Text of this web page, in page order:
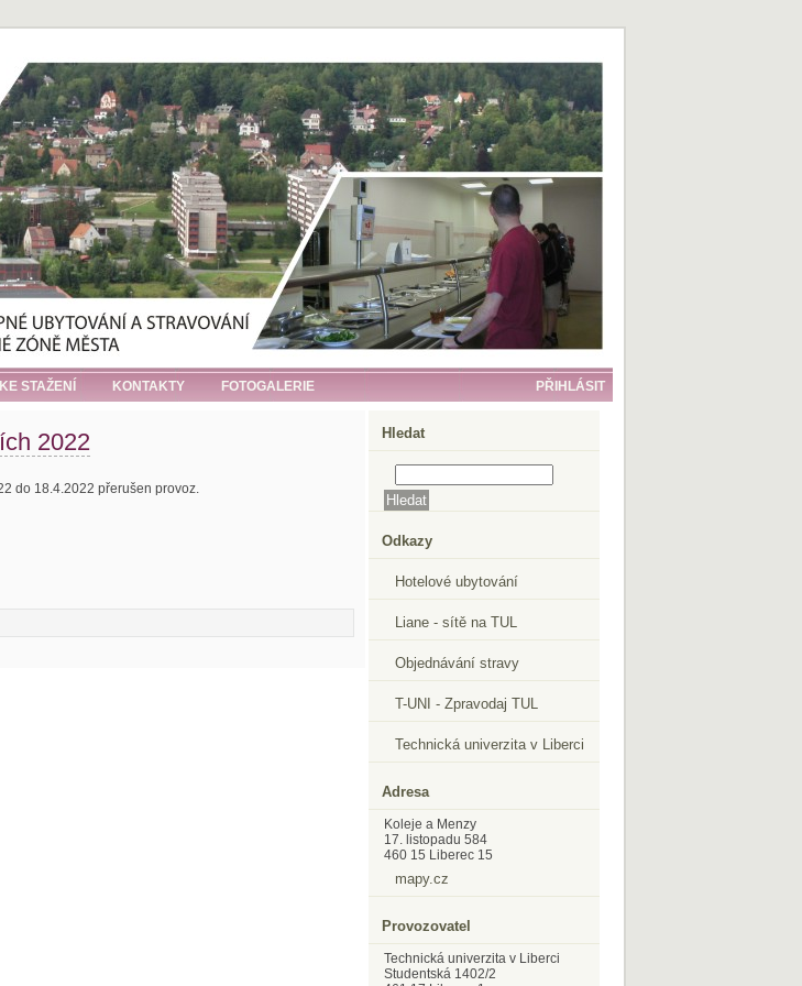
KE STAŽENÍ KONTAKTY FOTOGALERIE PŘIHLÁSIT
2022
do 18.4.2022 přerušen provoz.
Hledat
Odkazy
Hotelové ubytování
Liane - sítě na TUL
Objednávání stravy
T-UNI - Zpravodaj TUL
Technická univerzita v Liberci
Adresa
Koleje a Menzy
17. listopadu 584
460 15 Liberec 15
mapy.cz
Provozovatel
Technická univerzita v Liberci
Studentská 1402/2